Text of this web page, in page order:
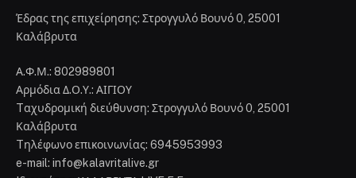
Έδρας της επιχείρησης: Στρογγυλό Βουνό 0, 25001
Καλάβρυτα
Α.Φ.Μ.: 802989801
Αρμόδια Δ.Ο.Υ.: ΑΙΓΙΟΥ
Tαχυδρομική διεύθυνση: Στρογγυλό Βουνό 0, 25001
Καλάβρυτα
Tηλέφωνο επικοινωνίας: 6945953993
e-mail: info@kalavritalive.gr